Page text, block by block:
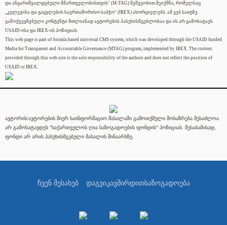
და ანგარიშვალდებული მმართველობისთვის" (M-TAG) მეშვეობით შეიქმნა, რომელსაც
„კვლევისა და გაცვლების საერთაშორისო საბჭო" (IREX) ახორციელებს. ამ ვებ საიტზე
გამოქვეყნებული კონტენტი მთლიანად ავტორების პასუხისმგებლობაა და ის არ გამოხატავს
USAID-ისა და IREX-ის პოზიციას.
This web page is part of Joomla based universal CMS system, which was developed through the USAID funded
Media for Transparent and Accountable Governance (MTAG) program, implemented by IREX. The content
provided through this web-site is the sole responsibility of the authors and does not reflect the position of
USAID or IREX.
ავტორის/ავტორების მიერ საინფორმაციო მასალაში გამოთქმული მოსაზრება შესაძლოა
არ გამოხატავდეს "საქართველოს ღია საზოგადოების ფონდის" პოზიციას. შესაბამისად,
ფონდი არ არის პასუხისმგებელი მასალის შინაარსზე.
ჩვენ შესახებ დაგვიკავშირდითსაზოგადოება